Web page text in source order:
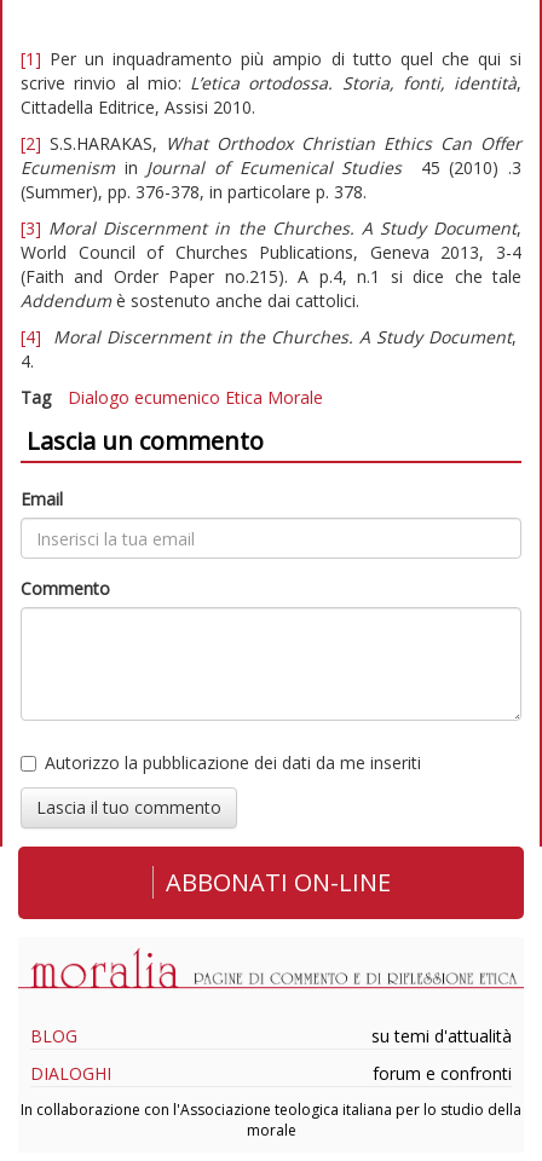
[1] Per un inquadramento più ampio di tutto quel che qui si
scrive rinvio al mio: L’etica ortodossa. Storia, fonti, identità,
Cittadella Editrice, Assisi 2010.
[2] S.S.HARAKAS, What Orthodox Christian Ethics Can Offer
Ecumenismin Journal of Ecumenical Studies45 (2010) .3
(Summer), pp. 376-378, in particolare p. 378.
[3] Moral Discernment in the Churches. A Study Document,
World Council of Churches Publications, Geneva 2013, 3-4
(Faith and Order Paper no.215). A p.4, n.1 si dice che tale
Addendumè sostenuto anche dai cattolici.
[4]
Moral Discernment in the Churches. A Study Document,
4.
Tag
Dialogo ecumenico Etica Morale
Lascia un commento
Email
Commento
Autorizzo la pubblicazione dei dati da me inseriti
Lascia il tuo commento
ABBONATI ON-LINE
BLOG
su temi d'attualità
DIALOGHI
forum e confronti
In collaborazione con l'Associazione teologica italiana per lo studio della
morale